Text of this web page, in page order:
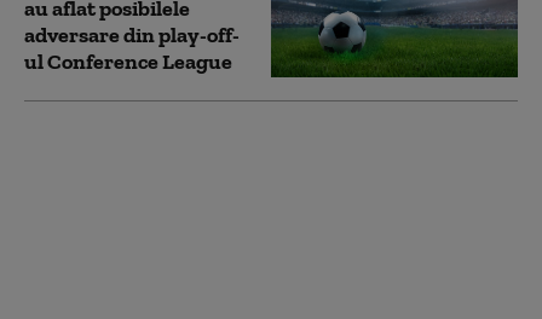
au aflat posibilele
adversare din play-off-
ul Conference League